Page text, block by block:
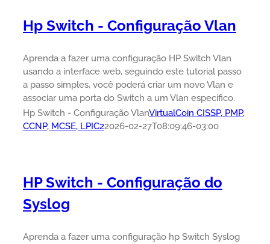
Hp Switch - Configuração Vlan
Aprenda a fazer uma configuração HP Switch Vlan
usando a interface web, seguindo este tutorial passo
a passo simples, você poderá criar um novo Vlan e
associar uma porta do Switch a um Vlan específico.
Hp Switch - Configuração VlanVirtualCoin CISSP, PMP,
CCNP, MCSE, LPIC22026-02-27T08:09:46-03:00
HP Switch - Configuração do
Syslog
Aprenda a fazer uma configuração hp Switch Syslog